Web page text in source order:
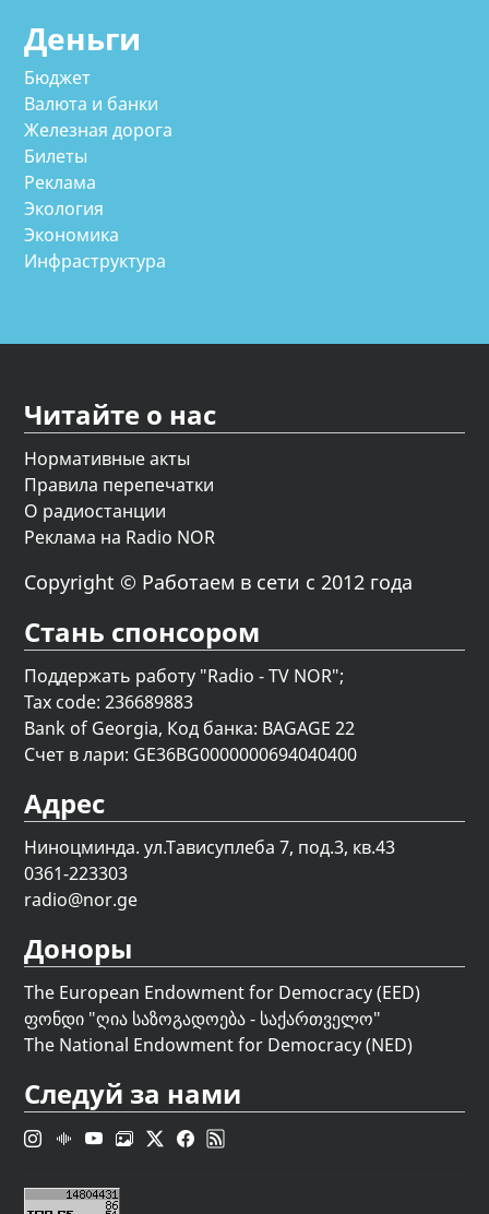
Деньги
Бюджет
Валюта и банки
Железная дорога
Билеты
Реклама
Экология
Экономика
Инфраструктура
Читайте о нас
Нормативные акты
Правила перепечатки
О радиостанции
Реклама на Radio NOR
Copyright © Работаем в сети с 2012 года
Стань спонсором
Поддержать работу "Radio - TV NOR";
Tax code: 236689883
Bank of Georgia, Код банка: BAGAGE 22
Счет в лари: GE36BG0000000694040400
Адрес
Ниноцминда. ул.Тависуплеба 7, под.3, кв.43
0361-223303
radio@nor.ge
Доноры
The European Endowment for Democracy (EED)
ფონდი "ღია საზოგადოება - საქართველო"
The National Endowment for Democracy (NED)
Следуй за нами